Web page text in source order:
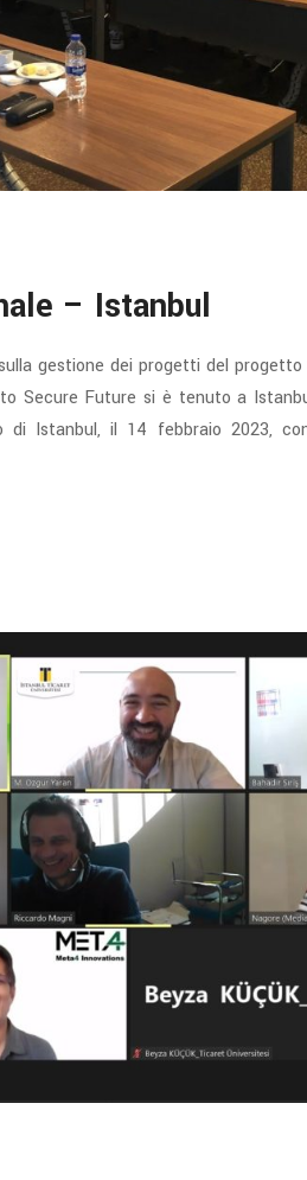
– Istanbul
gestione dei progetti del
Secure Future si è tenuto a
di Istanbul, il 14 febbraio 2023,